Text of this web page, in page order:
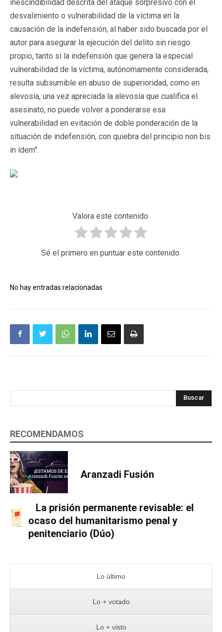
inescindibilidad descrita del ataque sorpresivo con el
desvalimiento o vulnerabilidad de la víctima en la
causación de la indefensión, al haber sido buscada por el
autor para asegurar la ejecución del delito sin riesgo
propio, tanto si la indefensión que genera la especial
vulnerabilidad de la víctima, autónomamente considerada,
resulta subsumible en abuso de superioridad, como en
alevosía, una vez apreciada la alevosía que cualifica el
asesinato, no puede volver a ponderarse esa
vulnerabilidad en evitación de doble ponderación de la
situación de indefensión, con quiebra del principio non bis
in ídem".
Valora este contenido.
Sé el primero en puntuar este contenido.
No hay entradas relacionadas
Buscar
RECOMENDAMOS
Aranzadi Fusión
La prisión permanente revisable: el
ocaso del humanitarismo penal y
penitenciario (Dúo)
Lo último
Lo + votado
Lo + visto